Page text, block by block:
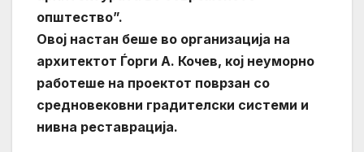
општество”.
Овој настан беше во организација на
архитектот Ѓорги А. Кочев, кој неуморно
работеше на проектот поврзан со
средновековни градителски системи и
нивна реставрација.